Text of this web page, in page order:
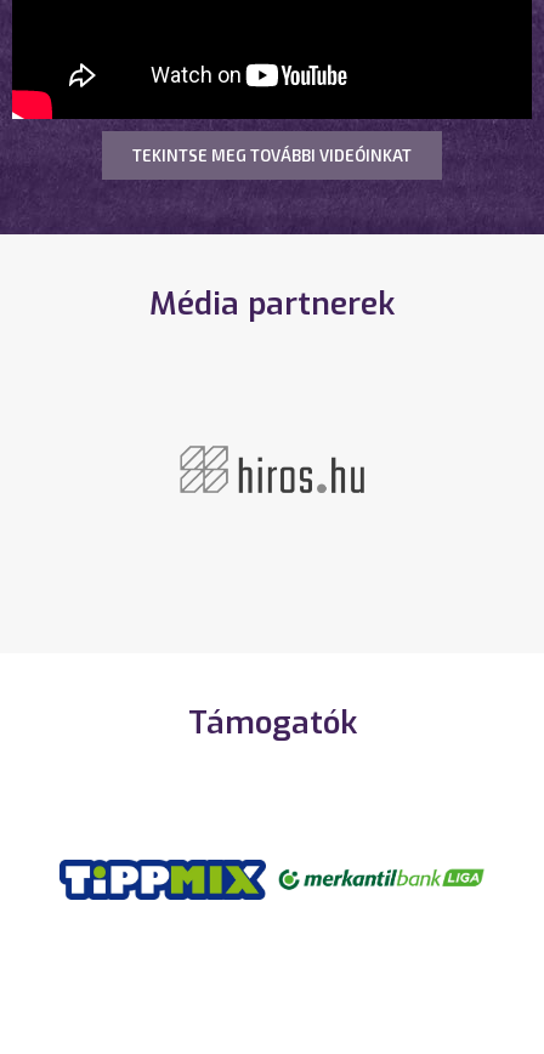
TEKINTSE MEG TOVÁBBI VIDEÓINKAT
Média partnerek
Támogatók